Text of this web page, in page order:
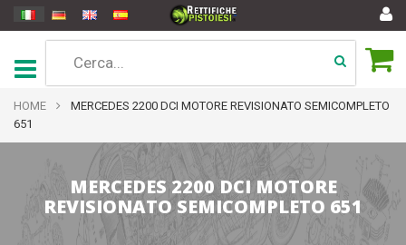
HOME
MERCEDES 2200 DCI MOTORE REVISIONATO SEMICOMPLETO
651
MERCEDES 2200 DCI MOTORE
REVISIONATO SEMICOMPLETO 651